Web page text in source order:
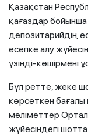
Қазақстан
қағаздар
депозитарийдің
есепке алу
үзінді-көшірмені
Бұл ретте, жеке
көрсеткен бағалы
мәліметтер
жүйесіндегі